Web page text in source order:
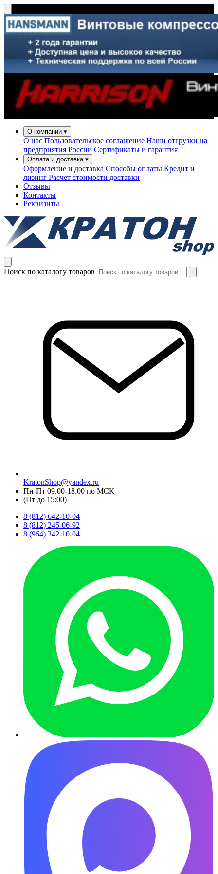
О компании ▾
О нас Пользовательское соглашение Наши отгрузки на
предприятия России Сертификаты и гарантия
Оплата и доставка ▾
Оформление и доставка Способы оплаты Кредит и
лизинг Расчет стоимости доставки
Отзывы
Контакты
Реквизиты
Поиск по каталогу товаров
KratonShop@yandex.ru
Пн-Пт 09.00-18.00 по МСК
(Пт до 15:00)
8 (812) 642-10-04
8 (812) 245-06-92
8 (964) 342-10-04